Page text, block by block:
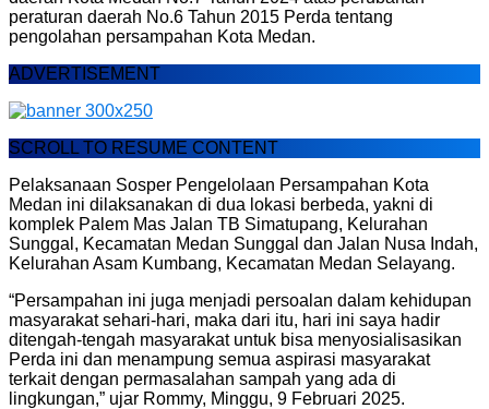
peraturan daerah No.6 Tahun 2015 Perda tentang
pengolahan persampahan Kota Medan.
ADVERTISEMENT
SCROLL TO RESUME CONTENT
Pelaksanaan Sosper Pengelolaan Persampahan Kota
Medan ini dilaksanakan di dua lokasi berbeda, yakni di
komplek Palem Mas Jalan TB Simatupang, Kelurahan
Sunggal, Kecamatan Medan Sunggal dan Jalan Nusa Indah,
Kelurahan Asam Kumbang, Kecamatan Medan Selayang.
“Persampahan ini juga menjadi persoalan dalam kehidupan
masyarakat sehari-hari, maka dari itu, hari ini saya hadir
ditengah-tengah masyarakat untuk bisa menyosialisasikan
Perda ini dan menampung semua aspirasi masyarakat
terkait dengan permasalahan sampah yang ada di
lingkungan,” ujar Rommy, Minggu, 9 Februari 2025.